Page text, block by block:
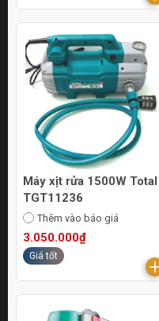
Máy xịt rửa 1500W Total
TGT11236
Thêm vào báo giá
3.050.000₫
Giá tốt